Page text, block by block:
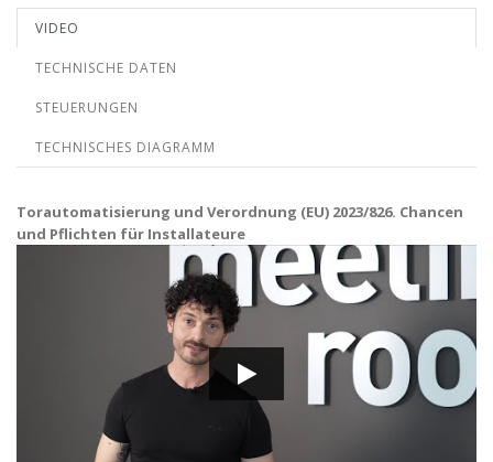
VIDEO
TECHNISCHE DATEN
STEUERUNGEN
TECHNISCHES DIAGRAMM
Torautomatisierung und Verordnung (EU) 2023/826. Chancen
und Pflichten für Installateure